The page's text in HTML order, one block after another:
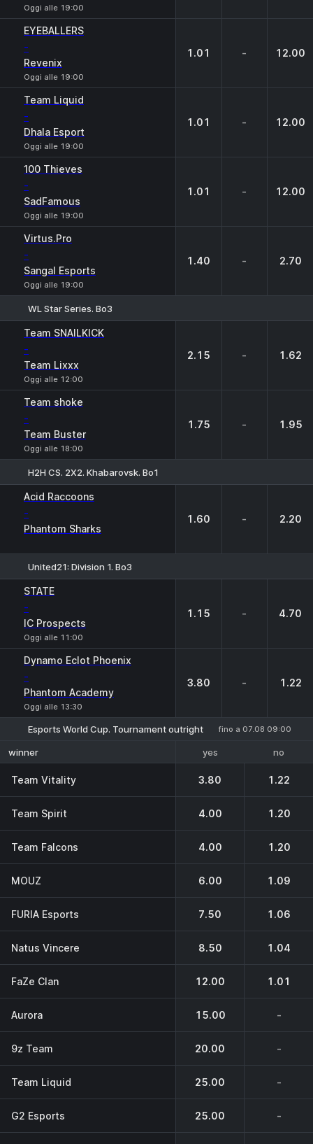
Oggi alle 19:00
EYEBALLERS
-
Revenix
Oggi alle 19:00
1.01 - 12.00
Team Liquid
-
Dhala Esport
Oggi alle 19:00
1.01 - 12.00
100 Thieves
-
SadFamous
Oggi alle 19:00
1.01 - 12.00
Virtus.Pro
-
Sangal Esports
Oggi alle 19:00
1.40 - 2.70
WL Star Series. Bo3
Team SNAILKICK
-
Team Lixxx
Oggi alle 12:00
2.15 - 1.62
Team shoke
-
Team Buster
Oggi alle 18:00
1.75 - 1.95
H2H CS. 2X2. Khabarovsk. Bo1
Acid Raccoons
-
Phantom Sharks
1.60 - 2.20
United21: Division 1. Bo3
STATE
-
IC Prospects
Oggi alle 11:00
1.15 - 4.70
Dynamo Eclot Phoenix
-
Phantom Academy
Oggi alle 13:30
3.80 - 1.22
Esports World Cup. Tournament outright fino a 07.08 09:00
winner yes no
Team Vitality 3.80 1.22
Team Spirit 4.00 1.20
Team Falcons 4.00 1.20
MOUZ 6.00 1.09
FURIA Esports 7.50 1.06
Natus Vincere 8.50 1.04
FaZe Clan 12.00 1.01
Aurora 15.00 -
9z Team 20.00 -
Team Liquid 25.00 -
G2 Esports 25.00 -